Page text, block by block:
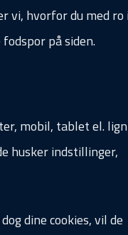
vi, hvorfor du med
på siden.
mobil, tablet el.
husker indstillinger,
dine cookies, vil de